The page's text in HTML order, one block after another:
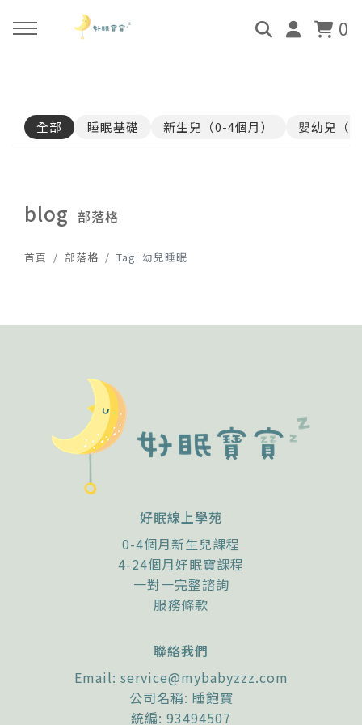
0
關於好眠師
好眠師服務
好眠寶寶 X 企業合作
好眠師認證班
畢業顧問
諮詢服務
0-4個月
4個月-3歲
好眠學苑
學苑評價
全部 睡眠基礎 新生兒（0-4個月） 嬰幼兒（
blog 部落格
首頁 部落格 Tag: 幼兒睡眠
好眠線上學苑
0-4個月新生兒課程
4-24個月好眠寶課程
一對一完整諮詢
服務條款
聯絡我們
Email: service@mybabyzzz.com
公司名稱: 睡飽寶
統編: 93494507